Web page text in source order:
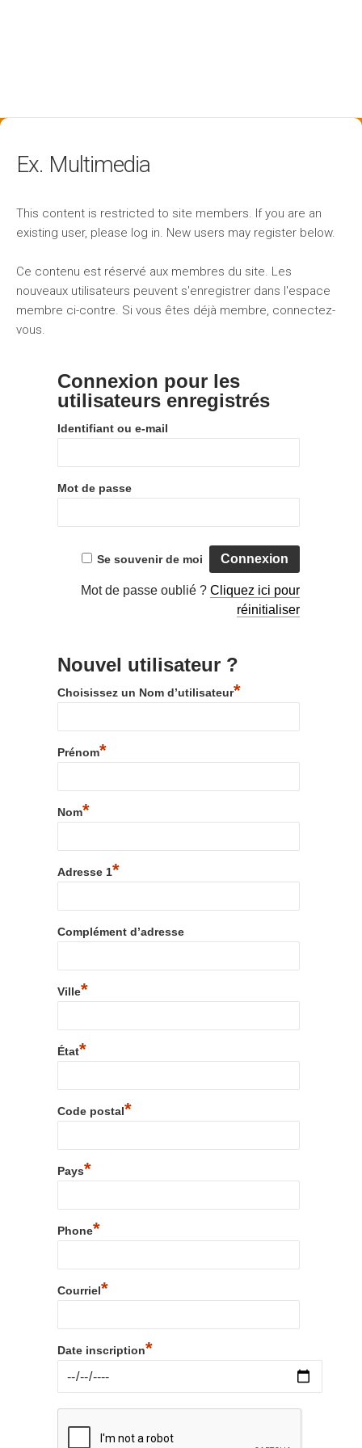
Ex. Multimedia
This content is restricted to site members. If you are an
existing user, please log in. New users may register below.
Ce contenu est réservé aux membres du site. Les
nouveaux utilisateurs peuvent s'enregistrer dans l'espace
membre ci-contre. Si vous êtes déjà membre, connectez-
vous.
Connexion pour les
utilisateurs enregistrés
Identifiant ou e-mail
Mot de passe
Se souvenir de moi
Mot de passe oublié ? Cliquez ici pour
réinitialiser
Nouvel utilisateur ?
Choisissez un Nom d’utilisateur*
Prénom*
Nom*
Adresse 1*
Complément d’adresse
Ville*
État*
Code postal*
Pays*
Phone*
Courriel*
Date inscription*